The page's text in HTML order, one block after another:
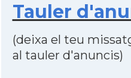
Tauler
(deixa el teu
al tauler d'anuncis)